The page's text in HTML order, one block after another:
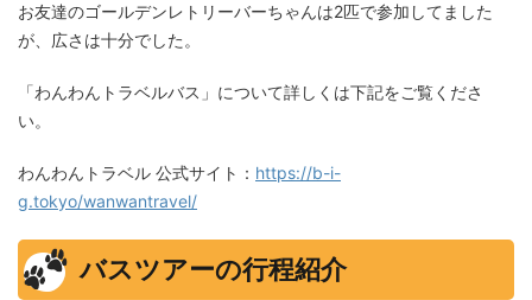
お友達のゴールデンレトリーバーちゃんは2匹で参加してました
が、広さは十分でした。
「わんわんトラベルバス」について詳しくは下記をご覧くださ
い。
わんわんトラベル 公式サイト： https://b-i-
g.tokyo/wanwantravel/
バスツアーの行程紹介